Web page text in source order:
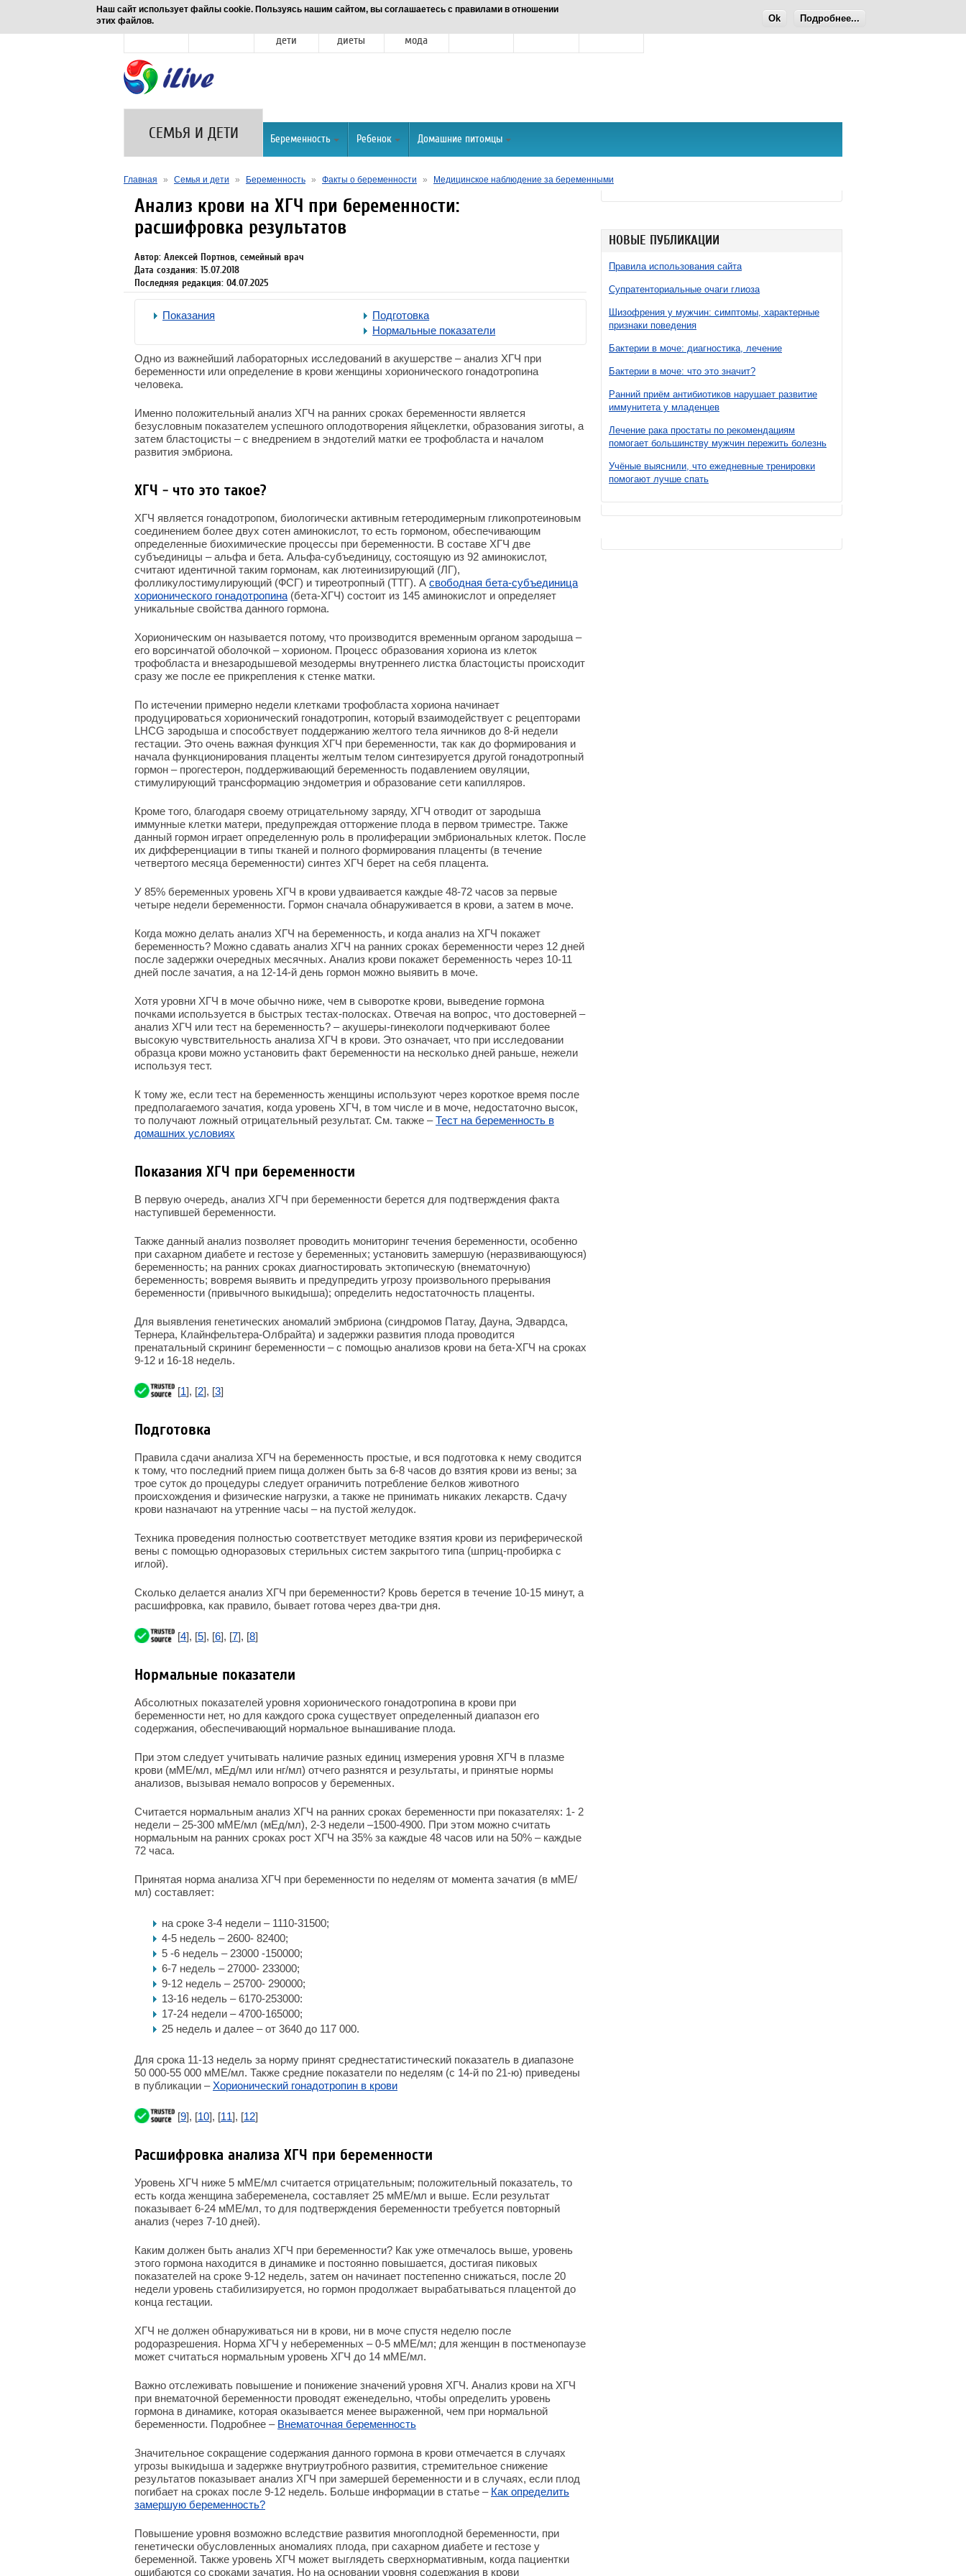
Наш сайт использует файлы cookie. Пользуясь нашим сайтом, вы соглашаетесь с правилами в отношении
этих файлов.
Ok Подробнее...
Новости
дети
диеты
мода
СЕМЬЯ И ДЕТИ Беременность Ребенок Домашние питомцы
Главная » Семья и дети » Беременность » Факты о беременности » Медицинское наблюдение за беременными
НОВЫЕ ПУБЛИКАЦИИ
Правила использования сайта
Супратенториальные очаги глиоза
Шизофрения у мужчин: симптомы, характерные
признаки поведения
Бактерии в моче: диагностика, лечение
Бактерии в моче: что это значит?
Ранний приём антибиотиков нарушает развитие
иммунитета у младенцев
Лечение рака простаты по рекомендациям
помогает большинству мужчин пережить болезнь
Учёные выяснили, что ежедневные тренировки
помогают лучше спать
Анализ крови на ХГЧ при беременности:
расшифровка результатов
Автор: Алексей Портнов, семейный врач
Дата создания: 15.07.2018
Последняя редакция: 04.07.2025
Показания
Подготовка
Нормальные показатели
Одно из важнейший лабораторных исследований в акушерстве – анализ ХГЧ при
беременности или определение в крови женщины хорионического гонадотропина
человека.
Именно положительный анализ ХГЧ на ранних сроках беременности является
безусловным показателем успешного оплодотворения яйцеклетки, образования зиготы, а
затем бластоцисты – с внедрением в эндотелий матки ее трофобласта и началом
развития эмбриона.
ХГЧ - что это такое?
ХГЧ является гонадотропом, биологически активным гетеродимерным гликопротеиновым
соединением более двух сотен аминокислот, то есть гормоном, обеспечивающим
определенные биохимические процессы при беременности. В составе ХГЧ две
субъединицы – альфа и бета. Альфа-субъединицу, состоящую из 92 аминокислот,
считают идентичной таким гормонам, как лютеинизирующий (ЛГ),
фолликулостимулирующий (ФСГ) и тиреотропный (ТТГ). А свободная бета-субъединица
хорионического гонадотропина (бета-ХГЧ) состоит из 145 аминокислот и определяет
уникальные свойства данного гормона.
Хорионическим он называется потому, что производится временным органом зародыша –
его ворсинчатой оболочкой – хорионом. Процесс образования хориона из клеток
трофобласта и внезародышевой мезодермы внутреннего листка бластоцисты происходит
сразу же после ее прикрепления к стенке матки.
По истечении примерно недели клетками трофобласта хориона начинает
продуцироваться хорионический гонадотропин, который взаимодействует с рецепторами
LHCG зародыша и способствует поддержанию желтого тела яичников до 8-й недели
гестации. Это очень важная функция ХГЧ при беременности, так как до формирования и
начала функционирования плаценты желтым телом синтезируется другой гонадотропный
гормон – прогестерон, поддерживающий беременность подавлением овуляции,
стимулирующий трансформацию эндометрия и образование сети капилляров.
Кроме того, благодаря своему отрицательному заряду, ХГЧ отводит от зародыша
иммунные клетки матери, предупреждая отторжение плода в первом триместре. Также
данный гормон играет определенную роль в пролиферации эмбриональных клеток. После
их дифференциации в типы тканей и полного формирования плаценты (в течение
четвертого месяца беременности) синтез ХГЧ берет на себя плацента.
У 85% беременных уровень ХГЧ в крови удваивается каждые 48-72 часов за первые
четыре недели беременности. Гормон сначала обнаруживается в крови, а затем в моче.
Когда можно делать анализ ХГЧ на беременность, и когда анализ на ХГЧ покажет
беременность? Можно сдавать анализ ХГЧ на ранних сроках беременности через 12 дней
после задержки очередных месячных. Анализ крови покажет беременность через 10-11
дней после зачатия, а на 12-14-й день гормон можно выявить в моче.
Хотя уровни ХГЧ в моче обычно ниже, чем в сыворотке крови, выведение гормона
почками используется в быстрых тестах-полосках. Отвечая на вопрос, что достоверней –
анализ ХГЧ или тест на беременность? – акушеры-гинекологи подчеркивают более
высокую чувствительность анализа ХГЧ в крови. Это означает, что при исследовании
образца крови можно установить факт беременности на несколько дней раньше, нежели
используя тест.
К тому же, если тест на беременность женщины используют через короткое время после
предполагаемого зачатия, когда уровень ХГЧ, в том числе и в моче, недостаточно высок,
то получают ложный отрицательный результат. См. также –Тест на беременность в
домашних условиях
Показания ХГЧ при беременности
В первую очередь, анализ ХГЧ при беременности берется для подтверждения факта
наступившей беременности.
Также данный анализ позволяет проводить мониторинг течения беременности, особенно
при сахарном диабете и гестозе у беременных; установить замершую (неразвивающуюся)
беременность; на ранних сроках диагностировать эктопическую (внематочную)
беременность; вовремя выявить и предупредить угрозу произвольного прерывания
беременности (привычного выкидыша); определить недостаточность плаценты.
Для выявления генетических аномалий эмбриона (синдромов Патау, Дауна, Эдвардса,
Тернера, Клайнфельтера-Олбрайта) и задержки развития плода проводится
пренатальный скрининг беременности – с помощью анализов крови на бета-ХГЧ на сроках
9-12 и 16-18 недель.
[1], [2], [3]
Подготовка
Правила сдачи анализа ХГЧ на беременность простые, и вся подготовка к нему сводится
к тому, что последний прием пища должен быть за 6-8 часов до взятия крови из вены; за
трое суток до процедуры следует ограничить потребление белков животного
происхождения и физические нагрузки, а также не принимать никаких лекарств. Сдачу
крови назначают на утренние часы – на пустой желудок.
Техника проведения полностью соответствует методике взятия крови из периферической
вены с помощью одноразовых стерильных систем закрытого типа (шприц-пробирка с
иглой).
Сколько делается анализ ХГЧ при беременности? Кровь берется в течение 10-15 минут, а
расшифровка, как правило, бывает готова через два-три дня.
[4], [5], [6], [7], [8]
Нормальные показатели
Абсолютных показателей уровня хорионического гонадотропина в крови при
беременности нет, но для каждого срока существует определенный диапазон его
содержания, обеспечивающий нормальное вынашивание плода.
При этом следует учитывать наличие разных единиц измерения уровня ХГЧ в плазме
крови (мМЕ/мл, мЕд/мл или нг/мл) отчего разнятся и результаты, и принятые нормы
анализов, вызывая немало вопросов у беременных.
Считается нормальным анализ ХГЧ на ранних сроках беременности при показателях: 1- 2
недели – 25-300 мМЕ/мл (мЕд/мл), 2-3 недели –1500-4900. При этом можно считать
нормальным на ранних сроках рост ХГЧ на 35% за каждые 48 часов или на 50% – каждые
72 часа.
Принятая норма анализа ХГЧ при беременности по неделям от момента зачатия (в мМЕ/
мл) составляет:
на сроке 3-4 недели – 1110-31500;
4-5 недель – 2600- 82400;
5 -6 недель – 23000 -150000;
6-7 недель – 27000- 233000;
9-12 недель – 25700- 290000;
13-16 недель – 6170-253000:
17-24 недели – 4700-165000;
25 недель и далее – от 3640 до 117 000.
Для срока 11-13 недель за норму принят среднестатистический показатель в диапазоне
50 000-55 000 мМЕ/мл. Также средние показатели по неделям (с 14-й по 21-ю) приведены
в публикации –Хорионический гонадотропин в крови
[9], [10], [11], [12]
Расшифровка анализа ХГЧ при беременности
Уровень ХГЧ ниже 5 мМЕ/мл считается отрицательным; положительный показатель, то
есть когда женщина забеременела, составляет 25 мМЕ/мл и выше. Если результат
показывает 6-24 мМЕ/мл, то для подтверждения беременности требуется повторный
анализ (через 7-10 дней).
Каким должен быть анализ ХГЧ при беременности? Как уже отмечалось выше, уровень
этого гормона находится в динамике и постоянно повышается, достигая пиковых
показателей на сроке 9-12 недель, затем он начинает постепенно снижаться, после 20
недели уровень стабилизируется, но гормон продолжает вырабатываться плацентой до
конца гестации.
ХГЧ не должен обнаруживаться ни в крови, ни в моче спустя неделю после
родоразрешения. Норма ХГЧ у небеременных – 0-5 мМЕ/мл; для женщин в постменопаузе
может считаться нормальным уровень ХГЧ до 14 мМЕ/мл.
Важно отслеживать повышение и понижение значений уровня ХГЧ. Анализ крови на ХГЧ
при внематочной беременности проводят еженедельно, чтобы определить уровень
гормона в динамике, которая оказывается менее выраженной, чем при нормальной
беременности. Подробнее – Внематочная беременность
Значительное сокращение содержания данного гормона в крови отмечается в случаях
угрозы выкидыша и задержке внутриутробного развития, стремительное снижение
результатов показывает анализ ХГЧ при замершей беременности и в случаях, если плод
погибает на сроках после 9-12 недель. Больше информации в статье – Как определить
замершую беременность?
Повышение уровня возможно вследствие развития многоплодной беременности, при
генетически обусловленных аномалиях плода, при сахарном диабете и гестозе у
беременной. Также уровень ХГЧ может выглядеть сверхнормативным, когда пациентки
ошибаются со сроками зачатия. Но на основании уровня содержания в крови